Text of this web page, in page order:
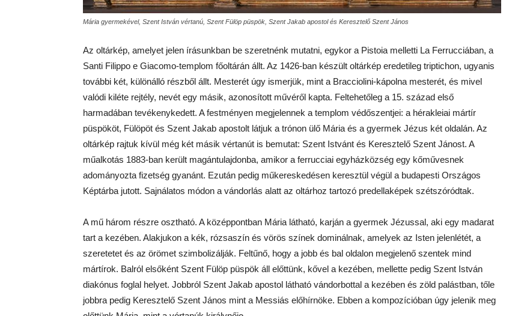
Mária gyermekével, Szent István vértanú, Szent Fülöp püspök, Szent Jakab apostol és Keresztelő Szent János
Az oltárkép, amelyet jelen írásunkban be szeretnénk mutatni, egykor a Pistoia melletti La Ferrucciában, a
Santi Filippo e Giacomo-templom főoltárán állt. Az 1426-ban készült oltárkép eredetileg triptichon, ugyanis
további két, különálló részből állt. Mesterét úgy ismerjük, mint a Bracciolini-kápolna mesterét, és mivel
valódi kiléte rejtély, nevét egy másik, azonosított művéről kapta. Feltehetőleg a 15. század első
harmadában tevékenykedett. A festményen megjelennek a templom védőszentjei: a hérakleiai mártír
püspököt, Fülöpöt és Szent Jakab apostolt látjuk a trónon ülő Mária és a gyermek Jézus két oldalán. Az
oltárkép rajtuk kívül még két másik vértanút is bemutat: Szent Istvánt és Keresztelő Szent Jánost. A
műalkotás 1883-ban került magántulajdonba, amikor a ferrucciai egyházközség egy kőművesnek
adományozta fizetség gyanánt. Ezután pedig műkereskedésen keresztül végül a budapesti Országos
Képtárba jutott. Sajnálatos módon a vándorlás alatt az oltárhoz tartozó predellaképek szétszóródtak.
A mű három részre osztható. A középpontban Mária látható, karján a gyermek Jézussal, aki egy madarat
tart a kezében. Alakjukon a kék, rózsaszín és vörös színek dominálnak, amelyek az Isten jelenlétét, a
szeretetet és az örömet szimbolizálják. Feltűnő, hogy a jobb és bal oldalon megjelenő szentek mind
mártírok. Balról elsőként Szent Fülöp püspök áll előttünk, kővel a kezében, mellette pedig Szent István
diakónus foglal helyet. Jobbról Szent Jakab apostol látható vándorbottal a kezében és zöld palástban, tőle
jobbra pedig Keresztelő Szent János mint a Messiás előhírnöke. Ebben a kompozícióban úgy jelenik meg